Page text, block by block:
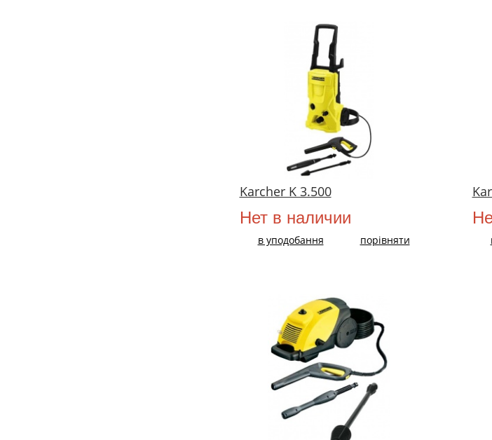
Karcher K 3.500
Нет в наличии
в уподобання порівняти